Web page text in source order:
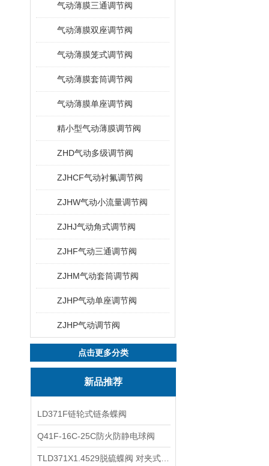
气动薄膜三通调节阀
气动薄膜双座调节阀
气动薄膜笼式调节阀
气动薄膜套筒调节阀
气动薄膜单座调节阀
精小型气动薄膜调节阀
ZHD气动多级调节阀
ZJHCF气动衬氟调节阀
ZJHW气动小流量调节阀
ZJHJ气动角式调节阀
ZJHF气动三通调节阀
ZJHM气动套筒调节阀
ZJHP气动单座调节阀
ZJHP气动调节阀
点击更多分类
新品推荐
LD371F链轮式链条蝶阀
Q41F-16C-25C防火防静电球阀